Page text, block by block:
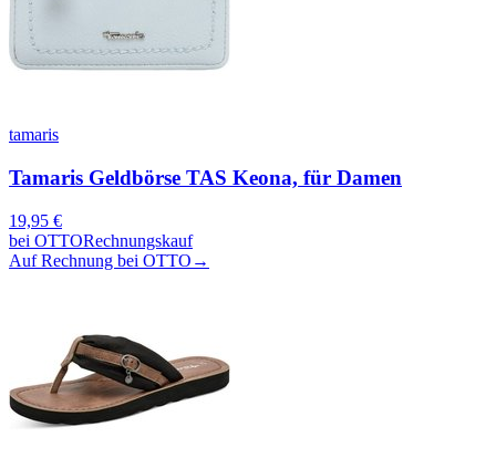
tamaris
Tamaris Geldbörse TAS Keona, für Damen
19,95 €
bei OTTORechnungskauf
Auf Rechnung bei OTTO →